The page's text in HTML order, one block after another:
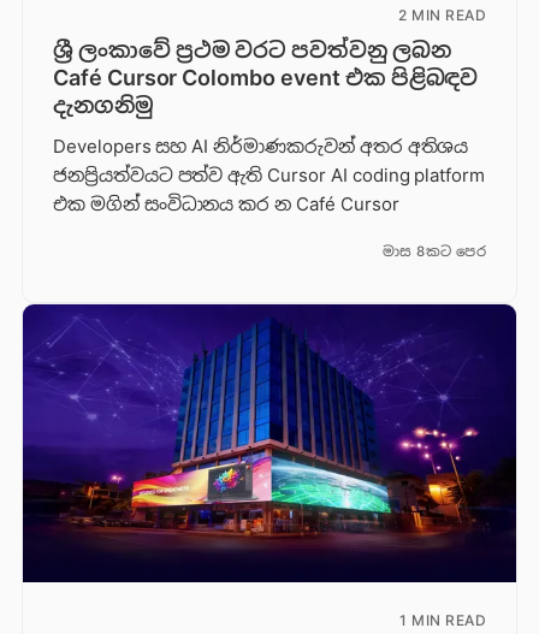
2 MIN READ
ශ්‍රී ලංකාවේ ප්‍රථම වරට පවත්වනු ලබන
Café Cursor Colombo event එක පිළිබඳව
දැනගනිමු
Developers සහ AI නිර්මාණකරුවන් අතර අතිශය
ජනප්‍රියත්වයට පත්ව ඇති Cursor AI coding platform
එක මගින් සංවිධානය කර න Café Cursor
මාස 8කට පෙර
1 MIN READ